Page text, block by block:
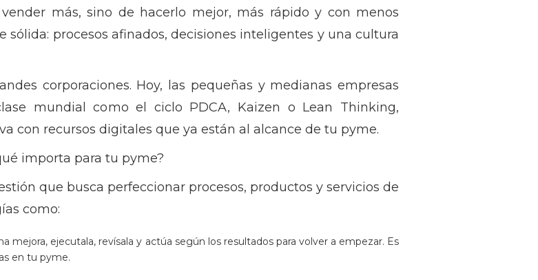
más, sino de hacerlo mejor, más rápido y con menos
sólida: procesos afinados, decisiones inteligentes y una cultura
corporaciones. Hoy, las pequeñas y medianas empresas
mundial como el ciclo PDCA, Kaizen o Lean Thinking,
con recursos digitales que ya están al alcance de tu pyme.
importa para tu pyme?
que busca perfeccionar procesos, productos y servicios de
como:
mejora, ejecutala, revísala y actúa según los resultados para volver a empezar. Es
en tu pyme.